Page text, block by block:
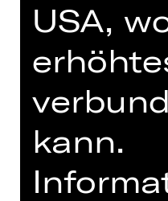
USA,
kann.